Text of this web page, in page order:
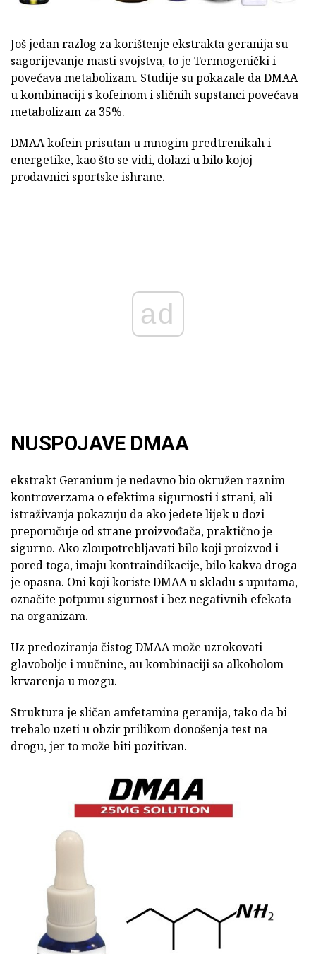
Još jedan razlog za korištenje ekstrakta geranija su
sagorijevanje masti svojstva, to je Termogenički i
povećava metabolizam. Studije su pokazale da DMAA
u kombinaciji s kofeinom i sličnih supstanci povećava
metabolizam za 35%.
DMAA kofein prisutan u mnogim predtrenikah i
energetike, kao što se vidi, dolazi u bilo kojoj
prodavnici sportske ishrane.
ad
NUSPOJAVE DMAA
ekstrakt Geranium je nedavno bio okružen raznim
kontroverzama o efektima sigurnosti i strani, ali
istraživanja pokazuju da ako jedete lijek u dozi
preporučuje od strane proizvođača, praktično je
sigurno. Ako zloupotrebljavati bilo koji proizvod i
pored toga, imaju kontraindikacije, bilo kakva droga
je opasna. Oni koji koriste DMAA u skladu s uputama,
označite potpunu sigurnost i bez negativnih efekata
na organizam.
Uz predoziranja čistog DMAA može uzrokovati
glavobolje i mučnine, au kombinaciji sa alkoholom -
krvarenja u mozgu.
Struktura je sličan amfetamina geranija, tako da bi
trebalo uzeti u obzir prilikom donošenja test na
drogu, jer to može biti pozitivan.